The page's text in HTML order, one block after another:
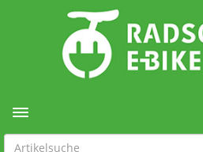
Toggle navigation